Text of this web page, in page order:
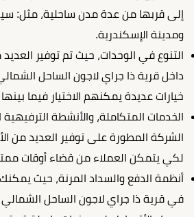
إلى قربها من عدة مدن ساحلية، مثل:
ومدينة الإسكندرية.
التنوع في الوحدات، حيث تم توفير
داخل قرية ذا جراي لاجون الساحل
خيارات عديدة يمكنهم الاختيار فيما
الخدمات المتكاملة، والأنشطة
الشركة المطورة على توفير العديد من
لكي يتمكن العملاء من قضاء أوقات
أنظمة الدفع والسداد المرنة، حيث
في قرية ذا جراي لاجون الساحل الشمالي